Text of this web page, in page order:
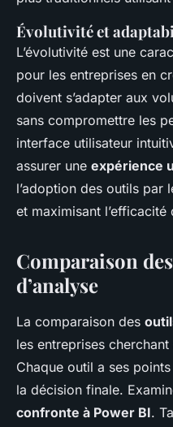
Évolutivité et
L’évolutivité est une
pour les entreprises en
doivent s’adapter aux
sans compromettre les
interface utilisateur
assurer une expérience
l’adoption des outils par
et maximisant l’efficacité
Comparaison
d’analyse
La comparaison des
les entreprises
Chaque outil a ses
la décision finale.
confronte à Power BI.